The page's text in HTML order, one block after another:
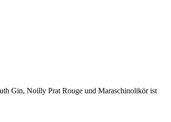
Gin, Noilly Prat Rouge und Maraschinolikör ist